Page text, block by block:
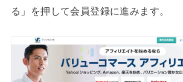
る」を押して会員登録に進みます。